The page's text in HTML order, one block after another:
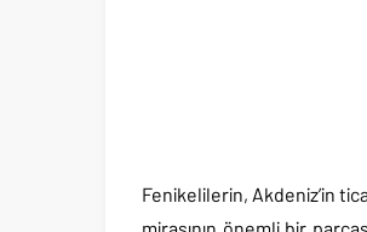
Fenikelilerin, Akdeniz’in